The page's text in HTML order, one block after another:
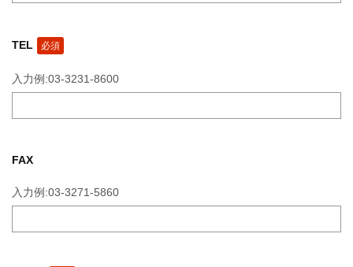
TEL 必須
入力例:03-3231-8600
FAX
入力例:03-3271-5860